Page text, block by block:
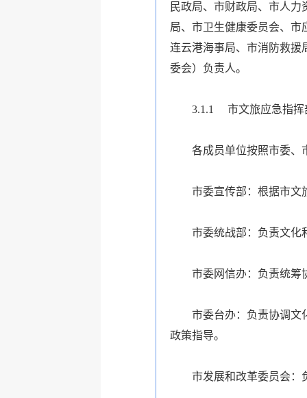
民政局、市财政局、市人
局、市卫生健康委员会、市
连云港海事局、市消防救援
委会）负责人。
3.1.1 市文旅应急指挥
各成员单位按照市委、
市委宣传部：根据市文
市委统战部：负责文化
市委网信办：负责统筹
市委台办：负责协调文
政策指导。
市发展和改革委员会：